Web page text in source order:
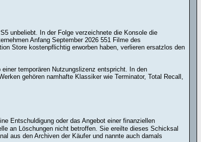
unbeliebt. In der Folge verzeichnete die Konsole die
Anfang September 2026 551 Filme des
Store kostenpflichtig erworben haben, verlieren ersatzlos den
temporären Nutzungslizenz entspricht. In den
gehören namhafte Klassiker wie Terminator, Total Recall,
Entschuldigung oder das Angebot einer finanziellen
an Löschungen nicht betroffen. Sie ereilte dieses Schicksal
aus den Archiven der Käufer und nannte auch damals